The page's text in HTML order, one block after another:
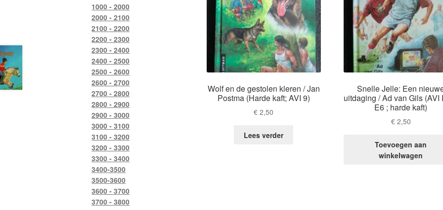
Wolf en de gestolen kleren / Jan
Postma (Harde kaft; AVI 9)
€ 2,50
Lees verder
Snelle Jelle: Een
uitdaging / Ad van Gils (AVI
E6 ; harde kaft)
€2,50
Toevoegen aan
winkelwagen
1000 - 2000
2000 - 2100
2100 - 2200
2200 - 2300
2300 - 2400
2400 - 2500
2500 - 2600
2600 - 2700
2700 - 2800
2800 - 2900
2900 - 3000
3000 - 3100
3100 - 3200
3200 - 3300
3300 - 3400
3400-3500
3500-3600
3600 - 3700
3700 - 3800